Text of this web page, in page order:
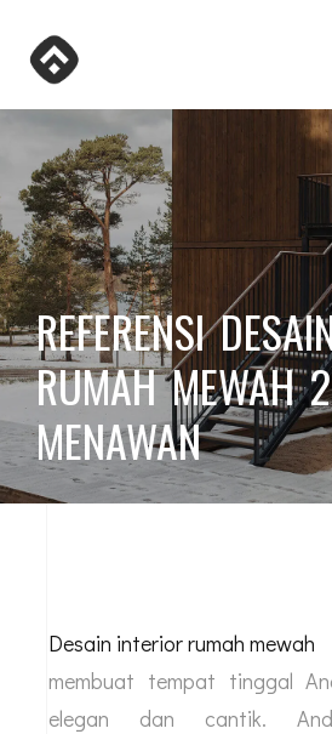
REFERENSI
RUMAH MEWAH
MENAWAN
Desain interior rumah mewah
membuat tempat tinggal
elegan dan cantik.